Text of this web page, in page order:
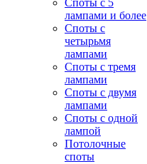
Споты с 5
лампами и более
Споты с
четырьмя
лампами
Споты с тремя
лампами
Споты с двумя
лампами
Споты с одной
лампой
Потолочные
споты